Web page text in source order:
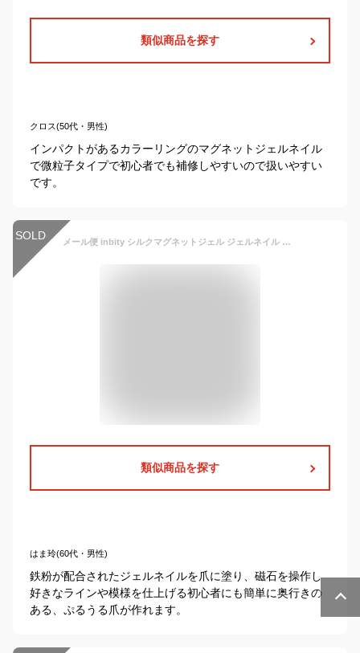
類似商品を探す
クロス(50代・男性)
インパクトがあるカラーリングのマグネットジェルネイル
で微粒子タイプで初心者でも補修しやすいので扱いやすい
です。
SOLD メール便 inbity シルクマグネットジェル ジェルネイル カラージェル 微粒子 マグネットジェル マグネット ジェル 磁石 ネイル ポリッシュ 爪 マグネットネイル ネイルアート キャットアイ ラメ
類似商品を探す
はま玲(60代・男性)
鉄粉が配合されたジェルネイルを爪に塗り、磁石を操作し
好きなラインや模様を仕上げる初心者にも簡単に奥行きの
ある、ぷるうる爪が作れます。